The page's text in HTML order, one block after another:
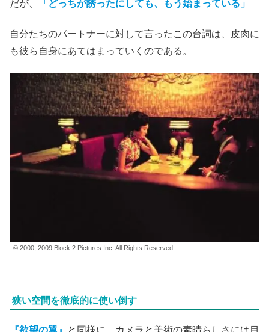
だが、 「どっちが誘ったにしても、もう始まっている」
自分たちのパートナーに対して言ったこの台詞は、皮肉に
も彼ら自身にあてはまっていくのである。
© 2000, 2009 Block 2 Pictures Inc. All Rights Reserved.
狭い空間を徹底的に使い倒す